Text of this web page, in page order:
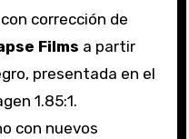
corrección de
Films a partir
presentada en el
1.85:1.
con nuevos